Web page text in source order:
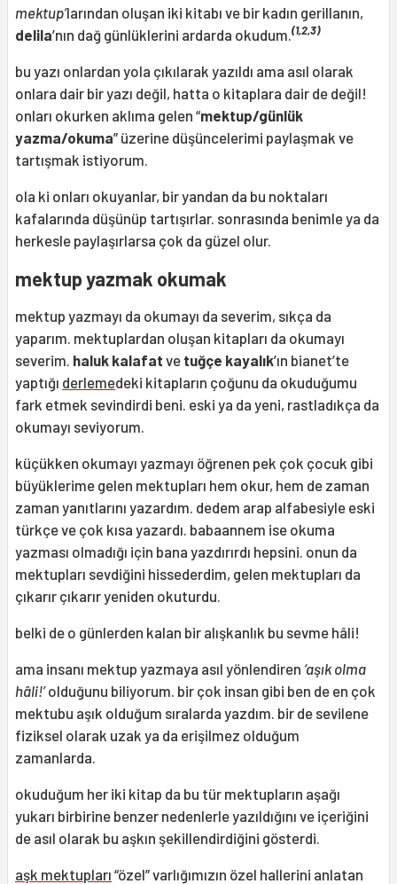
mektup’larından oluşan iki kitabı ve bir kadın gerillanın,
delila’nın dağ günlüklerini ardarda okudum. (1,2,3)
bu yazı onlardan yola çıkılarak yazıldı ama asıl olarak
onlara dair bir yazı değil, hatta o kitaplara dair de değil!
onları okurken aklıma gelen “mektup/günlük
yazma/okuma” üzerine düşüncelerimi paylaşmak ve
tartışmak istiyorum.
ola ki onları okuyanlar, bir yandan da bu noktaları
kafalarında düşünüp tartışırlar. sonrasında benimle ya da
herkesle paylaşırlarsa çok da güzel olur.
mektup yazmak okumak
mektup yazmayı da okumayı da severim, sıkça da
yaparım. mektuplardan oluşan kitapları da okumayı
severim. haluk kalafat ve tuğçe kayalık’ın bianet’te
yaptığı derlemedeki kitapların çoğunu da okuduğumu
fark etmek sevindirdi beni. eski ya da yeni, rastladıkça da
okumayı seviyorum.
küçükken okumayı yazmayı öğrenen pek çok çocuk gibi
büyüklerime gelen mektupları hem okur, hem de zaman
zaman yanıtlarını yazardım. dedem arap alfabesiyle eski
türkçe ve çok kısa yazardı. babaannem ise okuma
yazması olmadığı için bana yazdırırdı hepsini. onun da
mektupları sevdiğini hissederdim, gelen mektupları da
çıkarır çıkarır yeniden okuturdu.
belki de o günlerden kalan bir alışkanlık bu sevme hâli!
ama insanı mektup yazmaya asıl yönlendiren ‘aşık olma
hâli!’olduğunu biliyorum. bir çok insan gibi ben de en çok
mektubu aşık olduğum sıralarda yazdım. bir de sevilene
fiziksel olarak uzak ya da erişilmez olduğum
zamanlarda.
okuduğum her iki kitap da bu tür mektupların aşağı
yukarı birbirine benzer nedenlerle yazıldığını ve içeriğini
de asıl olarak bu aşkın şekillendirdiğini gösterdi.
aşk mektupları “özel” varlığımızın özel hallerini anlatan